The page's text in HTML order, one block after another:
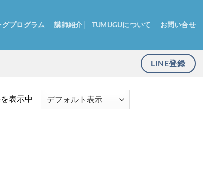
プログラム 講師紹介 TUMUGUについて お問い合せ
LINE登録
表示中